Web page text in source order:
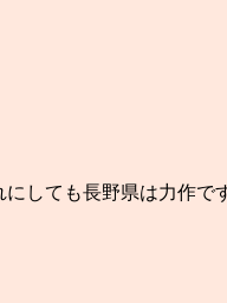
れにしても長野県